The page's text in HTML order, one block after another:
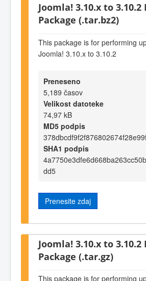
Joomla! 3.10.x to 3.10.2
Package (.tar.bz2)
This package is for performing
Joomla! 3.10.x to 3.10.2
Preneseno
5,189 časov
Velikost datoteke
74,97 kB
MD5 podpis
SHA1 podpis
dd5
Prenesite zdaj
Joomla! 3.10.x to 3.10.2
Package (.tar.gz)
This package is for performing